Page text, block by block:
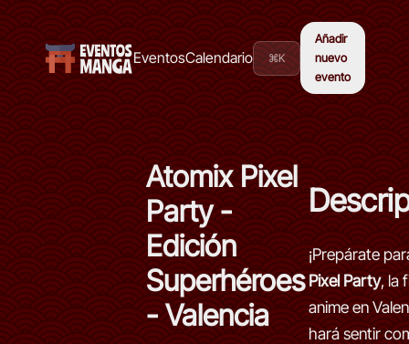
EventosCalendario ⌘K
Añadir
nuevo
evento
Atomix Pixel
Party -
Edición
Superhéroes
- Valencia
¡Prepárate
Pixel Party, la
anime en
hará sentir